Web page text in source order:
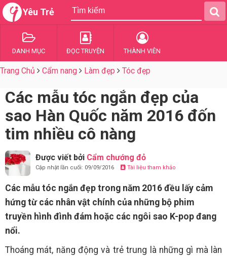
Yêu Trẻ
DANH MỤC ĐỌC TRUYỆN THÀNH VIÊN
Trang Chủ Cẩm nang Làm đẹp Tóc đẹp
Các mẫu tóc ngắn đẹp của
sao Hàn Quốc năm 2016 đốn
tim nhiều cô nàng
Được viết bởi Cẩm chướng đỏ
Cập nhật lần cuối: 09/09/2016 Tài liệu tham khảo
Các mẫu tóc ngắn đẹp trong năm 2016 đều lấy cảm
hứng từ các nhân vật chính của những bộ phim
truyền hình đình đám hoặc các ngôi sao K-pop đang
nổi.
Thoáng mát, năng động và trẻ trung là những gì mà làn